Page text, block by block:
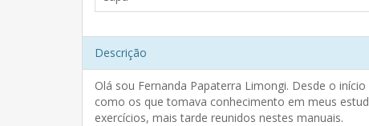
Descrição
Olá sou Fernanda Papaterra Limongi. Desde o
como os que tomava conhecimento em meus
exercícios, mais tarde reunidos nestes manuais.